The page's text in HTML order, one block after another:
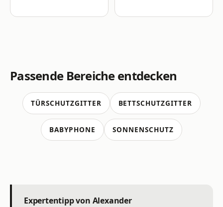
Passende Bereiche entdecken
TÜRSCHUTZGITTER BETTSCHUTZGITTER
BABYPHONE SONNENSCHUTZ
Expertentipp von Alexander